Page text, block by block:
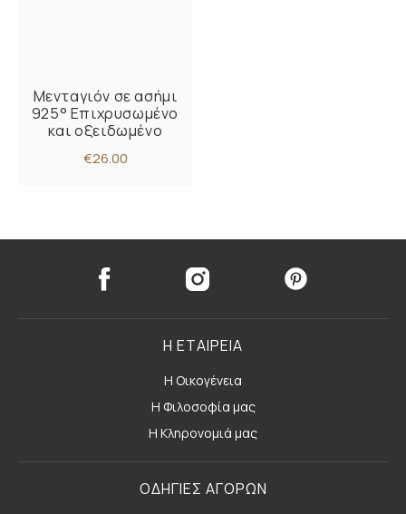
Μενταγιόν σε ασήμι
925° Επιχρυσωμένο
και οξειδωμένο
€26.00
Η ΕΤΑΙΡΕΙΑ
Η Οικογένεια
Η Φιλοσοφία μας
Η Κληρονομιά μας
ΟΔΗΓΙΕΣ ΑΓΟΡΩΝ